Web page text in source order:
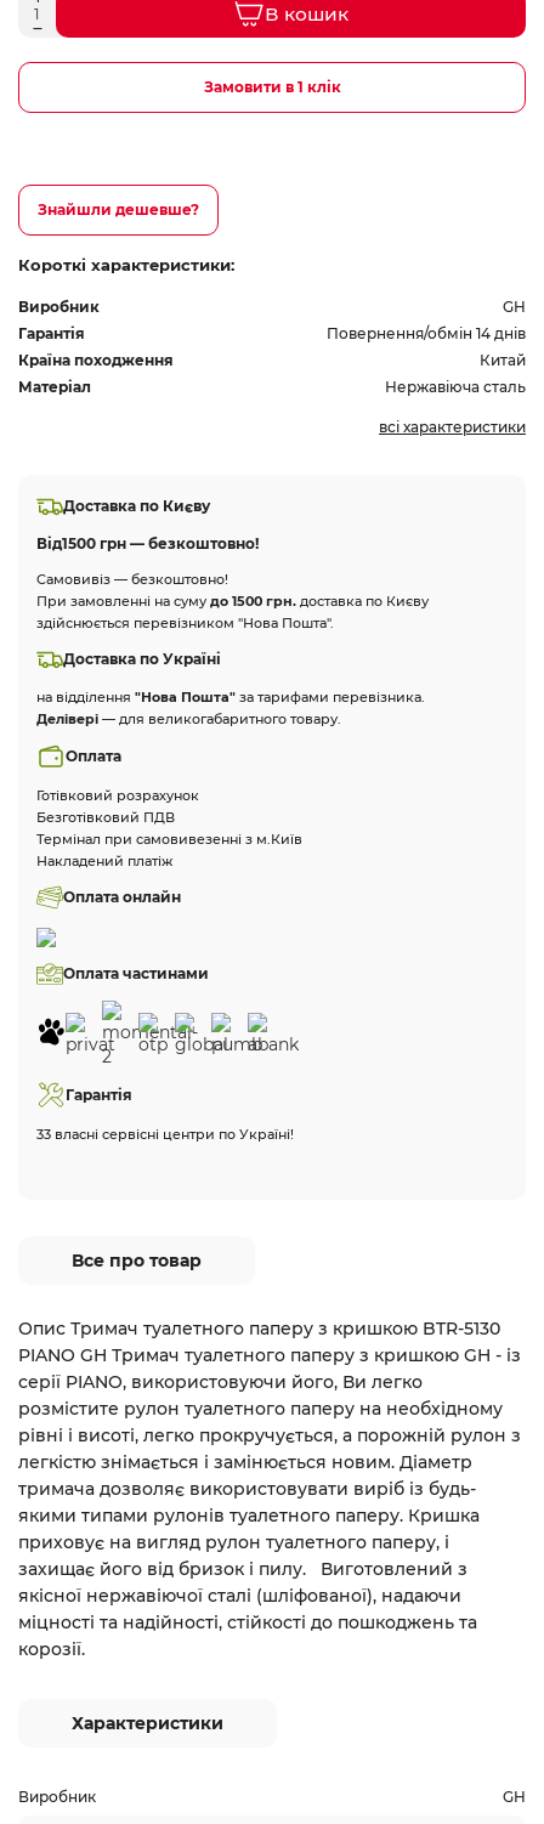
В кошик
Замовити в 1 клік
Знайшли дешевше?
Короткі характеристики:
Виробник
GH
Гарантія
Повернення/обмін 14 днів
Країна походження
Китай
Матеріал
Нержавіюча сталь
всі характеристики
Доставка по Києву
Від1500 грн — безкоштовно!
Самовивіз — безкоштовно!
При замовленні на суму до 1500 грн. доставка по Києву
здійснюється перевізником "Нова Пошта".
Доставка по Україні
на відділення "Нова Пошта" за тарифами перевізника.
Делівері — для великогабаритного товару.
Оплата
Готівковий розрахунок
Безготівковий ПДВ
Термінал при самовивезенні з м.Київ
Накладений платіж
Оплата онлайн
Оплата частинами
Гарантія
33 власні сервісні центри по Україні!
Все про товар
Опис Тримач туалетного паперу з кришкою BTR-5130
PIANO GH Тримач туалетного паперу з кришкою GH - із
серії PIANO, використовуючи його, Ви легко
розмістите рулон туалетного паперу на необхідному
рівні і висоті, легко прокручується, а порожній рулон з
легкістю знімається і замінюється новим. Діаметр
тримача дозволяє використовувати виріб із будь-
якими типами рулонів туалетного паперу. Кришка
приховує на вигляд рулон туалетного паперу, і
захищає його від бризок і пилу. Виготовлений з
якісної нержавіючої сталі (шліфованої), надаючи
міцності та надійності, стійкості до пошкоджень та
корозії.
Характеристики
Виробник GH